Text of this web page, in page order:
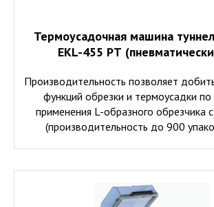
Термоусадочная машина
EKL-455 РТ
Производительность позволяет
функций обрезки и термоусадки
применения L-образного обрезчика
(производительность до 900